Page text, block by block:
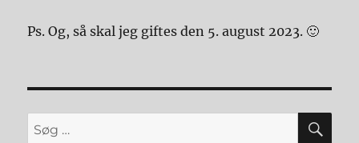
Ps. Og, så skal jeg giftes den 5. august 2023. 🙂
Søg